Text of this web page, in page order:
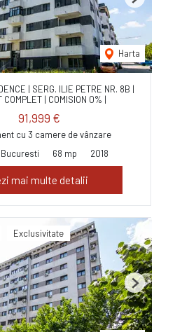
Harta
Next
| SERG. ILIE PETRE NR. 8B |
COMPLET | COMISION 0% |
91,999 €
cu 3 camere de vânzare
68 mp 2018
mai multe detalii
Exclusivitate
Next